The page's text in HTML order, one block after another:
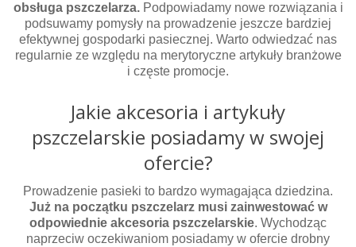
obsługa pszczelarza. Podpowiadamy nowe rozwiązania i
podsuwamy pomysły na prowadzenie jeszcze bardziej
efektywnej gospodarki pasiecznej. Warto odwiedzać nas
regularnie ze względu na merytoryczne artykuły branżowe
i częste promocje.
Jakie akcesoria i artykuły
pszczelarskie posiadamy w swojej
ofercie?
Prowadzenie pasieki to bardzo wymagająca dziedzina.
Już na początku pszczelarz musi zainwestować w
odpowiednie akcesoria pszczelarskie. Wychodząc
naprzeciw oczekiwaniom posiadamy w ofercie drobny